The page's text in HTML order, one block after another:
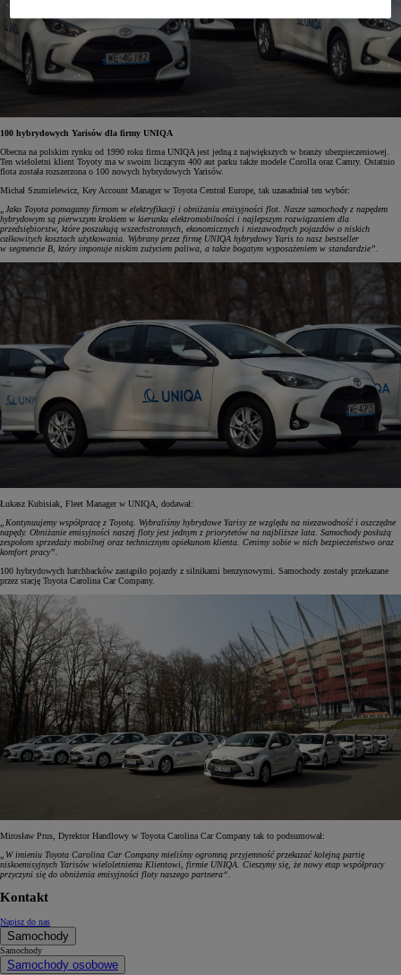
100 hybrydowych Yarisów dla firmy UNIQA
Obecna na polskim rynku od 1990 roku firma UNIQA jest jedną z największych w branży ubezpieczeniowej.
Ten wieloletni klient Toyoty ma w swoim liczącym 400 aut parku także modele Corolla oraz Camry. Ostatnio
flota została rozszerzona o 100 nowych hybrydowych Yarisów.
Michał Szumielewicz, Key Account Manager w Toyota Central Europe, tak uzasadniał ten wybór:
„Jako Toyota pomagamy firmom w elektryfikacji i obniżaniu emisyjności flot. Nasze samochody z napędem
hybrydowym są pierwszym krokiem w kierunku elektromobilności i najlepszym rozwiązaniem dla
przedsiębiorstw, które poszukują wszechstronnych, ekonomicznych i niezawodnych pojazdów o niskich
całkowitych kosztach użytkowania. Wybrany przez firmę UNIQA hybrydowy Yaris to nasz bestseller
w segmencie B, który imponuje niskim zużyciem paliwa, a także bogatym wyposażeniem w standardzie”.
Łukasz Kubisiak, Fleet Manager w UNIQA, dodawał:
„Kontynuujemy współpracę z Toyotą. Wybraliśmy hybrydowe Yarisy ze względu na niezawodność i oszczędne
napędy. Obniżanie emisyjności naszej floty jest jednym z priorytetów na najbliższe lata. Samochody posłużą
zespołom sprzedaży mobilnej oraz technicznym opiekunom klienta. Cenimy sobie w nich bezpieczeństwo oraz
komfort pracy”.
100 hybrydowych hatchbacków zastąpiło pojazdy z silnikami benzynowymi. Samochody zostały przekazane
przez stację Toyota Carolina Car Company.
Mirosław Prus, Dyrektor Handlowy w Toyota Carolina Car Company tak to podsumował:
„W imieniu Toyota Carolina Car Company mieliśmy ogromną przyjemność przekazać kolejną partię
niskoemisyjnych Yarisów wieloletniemu Klientowi, firmie UNIQA. Cieszymy się, że nowy etap współpracy
przyczyni się do obniżenia emisyjności floty naszego partnera“.
Kontakt
Napisz do nas
Samochody
Samochody
Samochody osobowe